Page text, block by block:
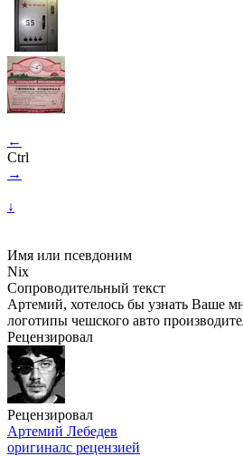
←
Ctrl
→
↓
Имя или псевдоним
Nix
Сопроводительный текст
Артемий, хотелось бы узнать Ваше
логотипы чешского авто
Рецензировал
Рецензировал
Артемий Лебедев
оригиналс рецензией